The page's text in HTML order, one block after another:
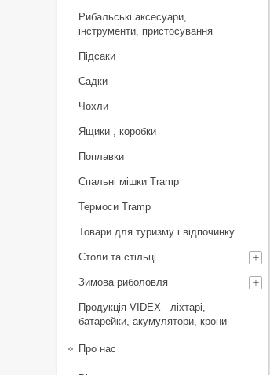
Рибальські аксесуари,
інструменти, пристосування
Підсаки
Садки
Чохли
Ящики , коробки
Поплавки
Спальні мішки Tramp
Термоси Tramp
Товари для туризму і відпочинку
Столи та стільці
Зимова риболовля
Продукція VIDEX - ліхтарі,
батарейки, акумулятори, крони
Про нас